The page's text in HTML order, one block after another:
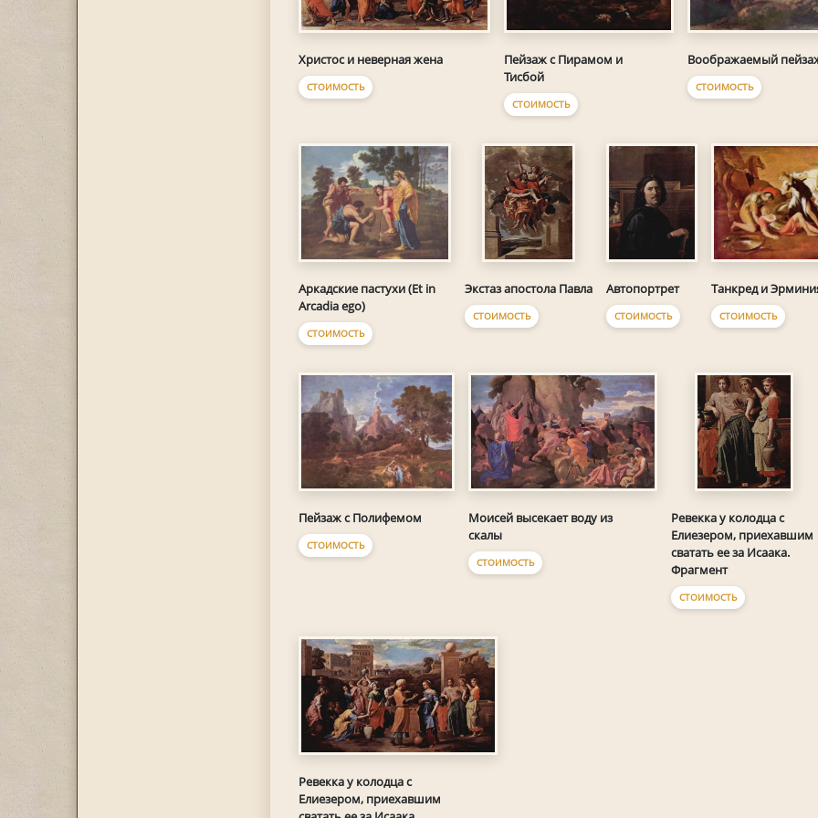
Христос и неверная жена
СТОИМОСТЬ
Пейзаж с Пирамом и
Тисбой
СТОИМОСТЬ
Воображаемый
СТОИМОСТЬ
Аркадские пастухи (Et in
Arcadia ego)
СТОИМОСТЬ
Экстаз апостола Павла
СТОИМОСТЬ
Автопортрет
СТОИМОСТЬ
Танкред и
СТОИМОСТЬ
Пейзаж с Полифемом
СТОИМОСТЬ
Моисей высекает воду из
скалы
СТОИМОСТЬ
Ревекка у колодца с
Елиезером, приехавшим
сватать ее за Исаака.
Фрагмент
СТОИМОСТЬ
Ревекка у колодца с
Елиезером, приехавшим